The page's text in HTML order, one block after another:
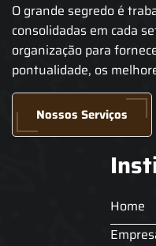
O grande segredo é
consolidadas em cada
organização para
pontualidade, os
Nossos Serviços
Home